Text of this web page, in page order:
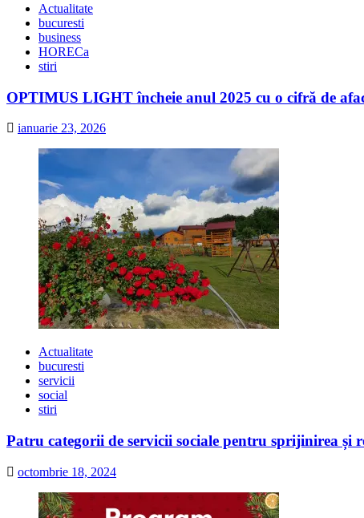
Actualitate
bucuresti
business
HORECa
stiri
OPTIMUS LIGHT încheie anul 2025 cu o cifră de
ianuarie 23, 2026
Actualitate
bucuresti
servicii
social
stiri
Patru categorii de servicii sociale pentru sprijinirea
octombrie 18, 2024